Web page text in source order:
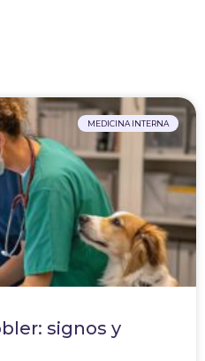
MEDICINA INTERNA
signos y